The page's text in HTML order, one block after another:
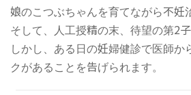
娘のこつぶちゃんを育てながら不妊
そして、人工授精の末、待望の第2子
しかし、ある日の妊婦健診で医師か
クがあることを告げられます。